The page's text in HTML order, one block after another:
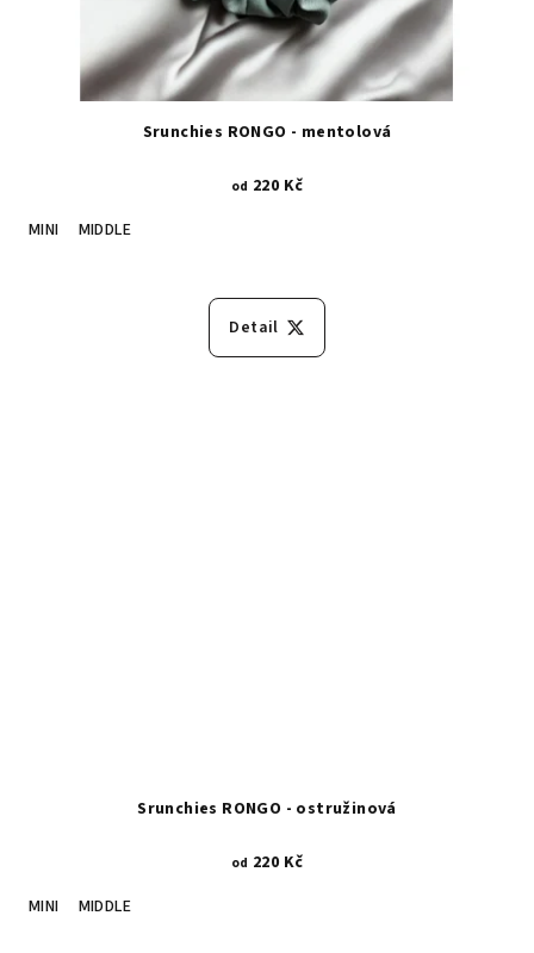
Srunchies RONGO - mentolová
od 220 Kč
MINI
MIDDLE
Detail
Srunchies RONGO - ostružinová
od 220 Kč
MINI
MIDDLE